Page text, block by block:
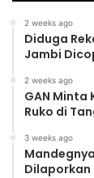
2 weeks ago
Diduga
Jambi
2 weeks ago
GAN Minta
Ruko di
3 weeks ago
Dilaporkan